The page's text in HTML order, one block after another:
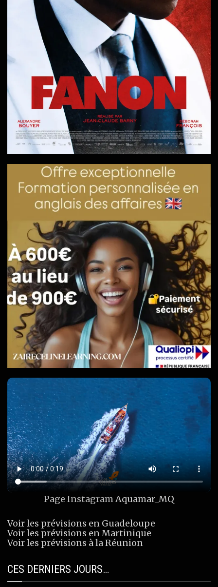
Page InstagramAquamar_MQ
Voir les prévisions en Guadeloupe
Voir les prévisions en Martinique
Voir les prévisions à la Réunion
CES DERNIERS JOURS…